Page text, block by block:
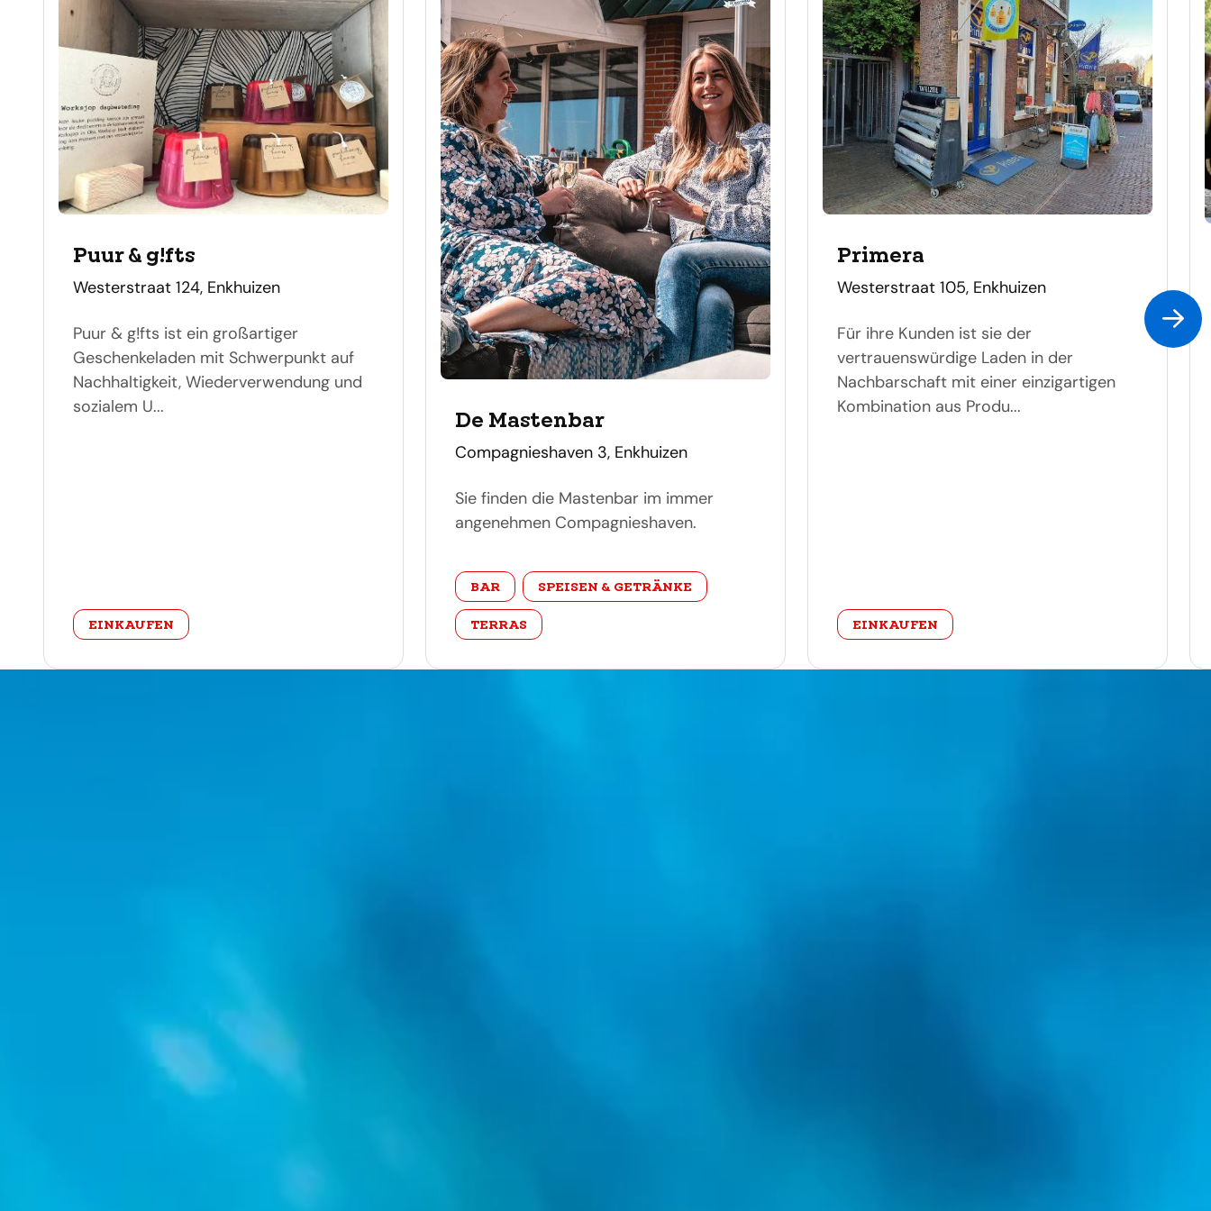
Puur & g!fts
adres
Westerstraat 124, Enkhuizen
Puur & g!fts ist ein großartiger
Geschenkeladen mit Schwerpunkt auf
Nachhaltigkeit, Wiederverwendung und
sozialem U...
categorie
EINKAUFEN
De Mastenbar
adres
Compagnieshaven 3, Enkhuizen
Sie finden die Mastenbar im immer
angenehmen Compagnieshaven.
categorie
BAR SPEISEN & GETRÄNKE
TERRAS
Primera
adres
Westerstraat 105, Enkhuizen
Für ihre Kunden ist sie der
vertrauenswürdige Laden in der
Nachbarschaft mit einer einzigartigen
Kombination aus Produ...
categorie
EINKAUFEN